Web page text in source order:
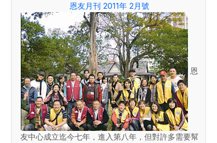
恩友月刊 2011年 2月號
恩
友中心成立迄今七年，進入第八年，但對許多需要幫